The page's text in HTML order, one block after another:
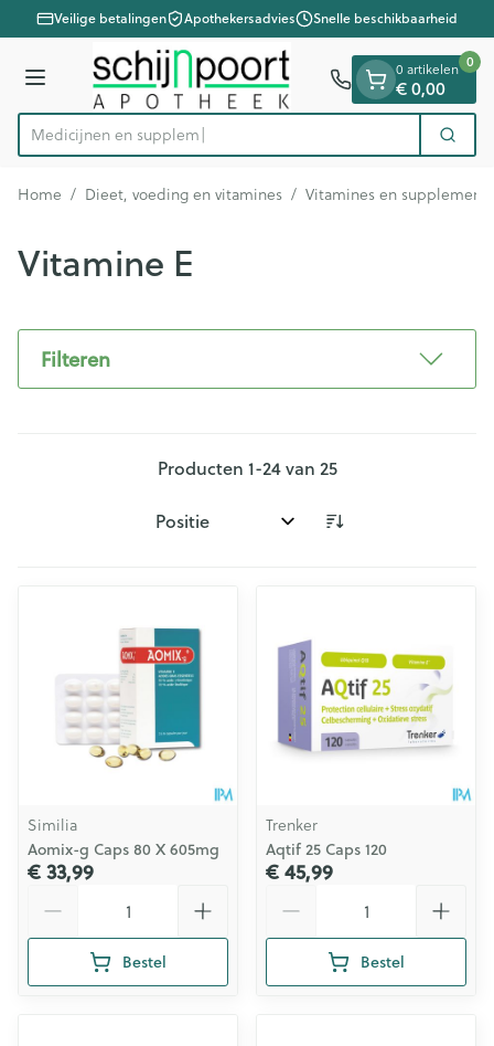
Ga naar de inhoud
1 van 1Veilige betalingen Apothekersadvies Snelle beschikbaarheid
Menu
Product, merk, categorie...
Me Zoek
0 artikelen
€ 0,00
0
Home / Dieet, voeding en vitamines / Vitamines en
Vitamine E
Filteren
Producten 1-24van 25
Sorteer op:
Similia
Aomix-g Caps 80 X 605mg
€ 33,99
Bestel
Trenker
Aqtif 25 Caps 120
€ 45,99
Bestel